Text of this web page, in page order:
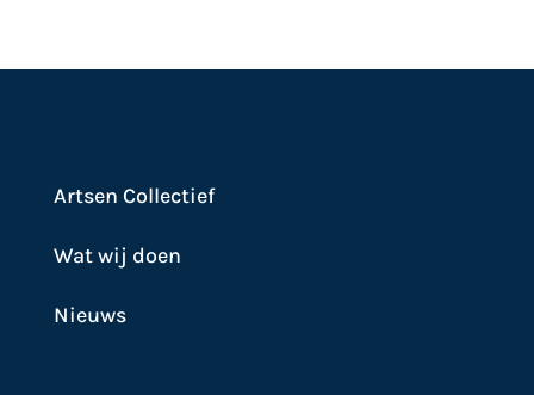
Artsen Collectief
Wat wij doen
Nieuws